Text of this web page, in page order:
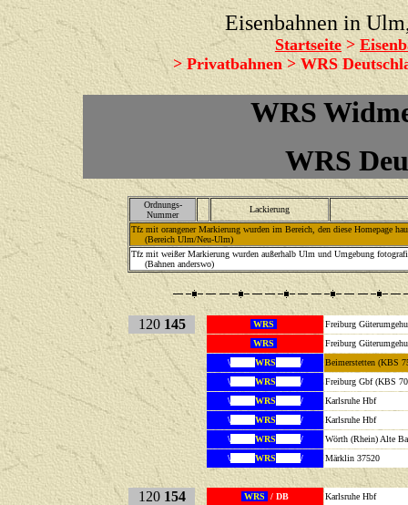
Eisenbahnen in
Startseite >
> Privatbahnen > WRS
WRS
WRS
Ordnungs-
Nummer
Lackierung
Tfz mit orangener Markierung wurden im Bereich, den diese Homepage
(Bereich Ulm/Neu-Ulm)
Tfz mit weißer Markierung wurden außerhalb Ulm und Umgebung
(Bahnen anderswo)
120 145 WRS
Freiburg
WRS
Freiburg
\
WRS /
\
WRS /
Freiburg
\
WRS /
Karlsruhe
\
WRS /
Karlsruhe
\
WRS /
Wörth (Rhein)
\
WRS / Märklin 37520
120 154 WRS / DB
Karlsruhe